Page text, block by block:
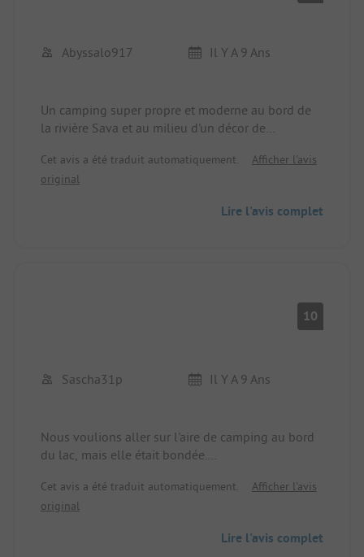
Abyssalo917 Il Y A 9 Ans
Un camping super propre et moderne au bord de
la rivière Sava et au milieu d'un décor de
Cet avis a été traduit automatiquement.
Afficher l'avis
original
Lire l'avis complet
10
Sascha31p Il Y A 9 Ans
Nous voulions aller sur l'aire de camping au bord
du lac, mais elle était bondée.
avons été totalement enthousiasmés. Les
installations sanitaires sont 1A+ :-)
Le camping est très beau et calme et le point fort
Cet avis a été traduit automatiquement.
Afficher l'avis
original
Lire l'avis complet